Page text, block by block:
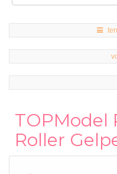
TOPModel
Roller